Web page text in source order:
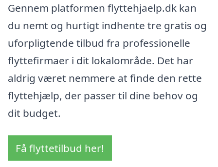
Gennem platformen flyttehjaelp.dk kan
du nemt og hurtigt indhente tre gratis og
uforpligtende tilbud fra professionelle
flyttefirmaer i dit lokalområde. Det har
aldrig været nemmere at finde den rette
flyttehjælp, der passer til dine behov og
dit budget.
Få flyttetilbud her!